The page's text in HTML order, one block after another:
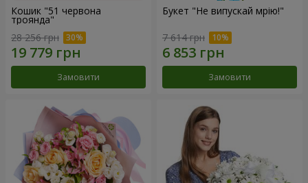
Кошик "51 червона
троянда"
28 256 грн
Замовити
Букет "Не випускай мрію!"
7 614 грн
Замовити